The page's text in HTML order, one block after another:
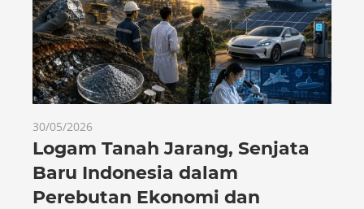
30/05/2026
Logam Tanah Jarang, Senjata
Baru Indonesia dalam
Perebutan Ekonomi dan